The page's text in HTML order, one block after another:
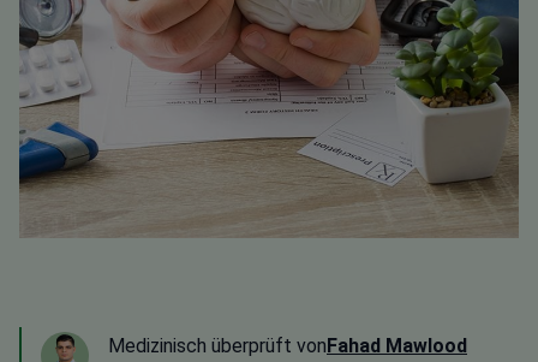
Medizinisch überprüft vonFahad Mawlood